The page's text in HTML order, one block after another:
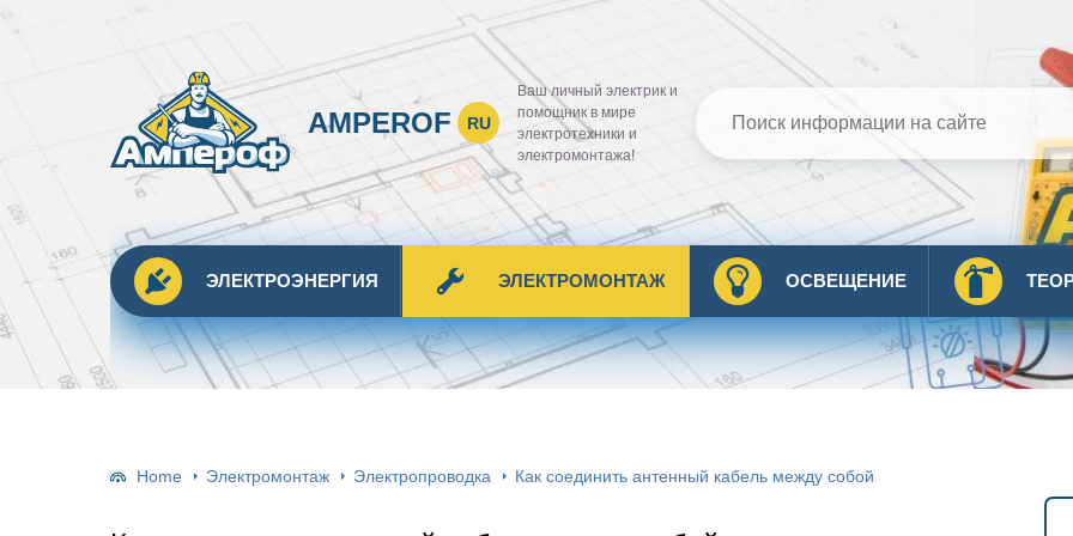
AMPEROF RU
Ваш личный электрик и
помощник в мире
электротехники и
электромонтажа!
ЭЛЕКТРОЭНЕРГИЯ ЭЛЕКТРОМОНТАЖ ОСВЕЩЕНИЕ
Home Электромонтаж Электропроводка Как соединить антенный кабель между собой